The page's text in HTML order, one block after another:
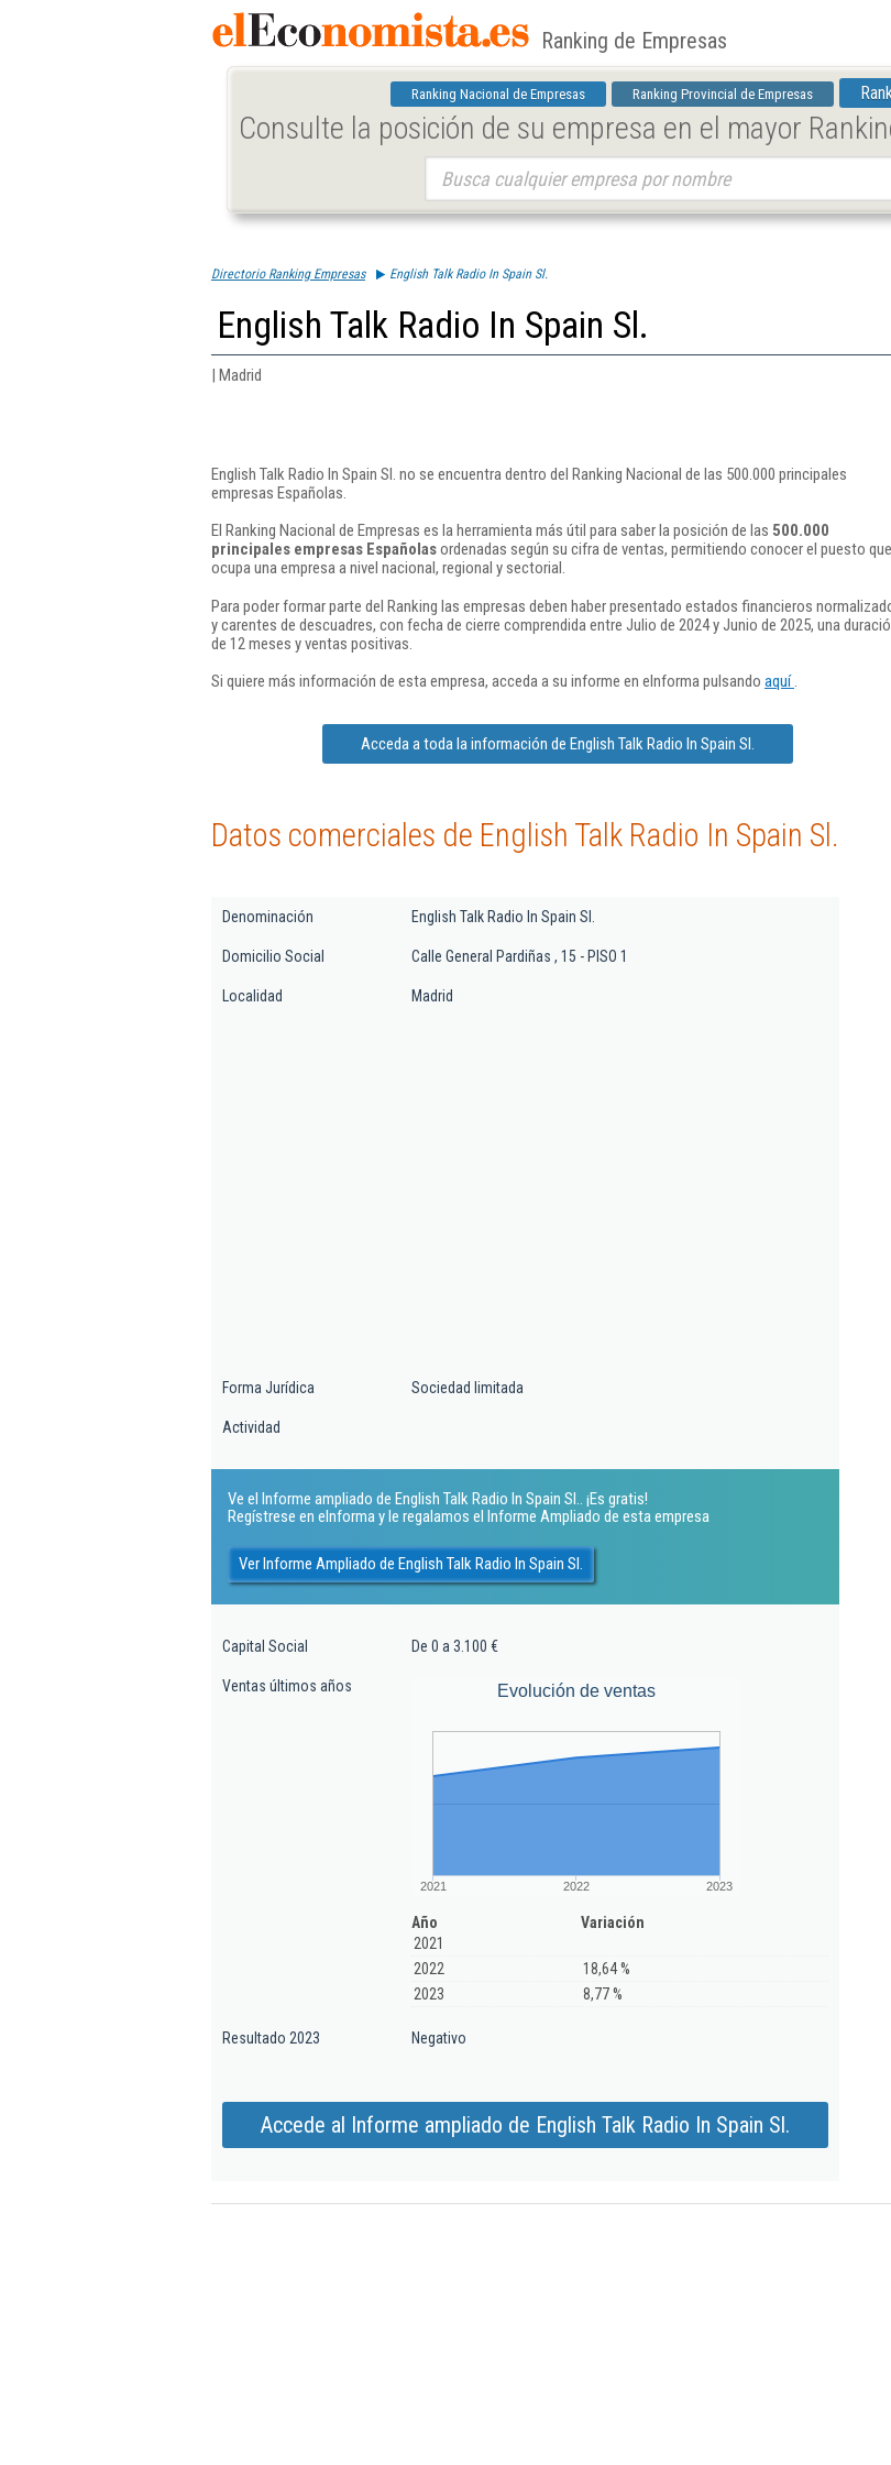
Ranking de Empresas
Ranking Nacional de Empresas Ranking Provincial de Empresas
Consulte la posición de su empresa en el mayor
Directorio Ranking Empresas English Talk Radio In Spain Sl.
English Talk Radio In Spain Sl.
| Madrid
English Talk Radio In Spain Sl. no se encuentra dentro del Ranking Nacional de las 500.000 principales
empresas Españolas.
El Ranking Nacional de Empresas es la herramienta más útil para saber la posición de las 500.000
principales empresas Españolasordenadas según su cifra de ventas, permitiendo conocer el puesto que
ocupa una empresa a nivel nacional, regional y sectorial.
Para poder formar parte del Ranking las empresas deben haber presentado estados financieros
y carentes de descuadres, con fecha de cierre comprendida entre Julio de 2024 y Junio de 2025, una
de 12 meses y ventas positivas.
Si quiere más información de esta empresa, acceda a su informe en eInforma pulsando aquí.
Acceda a toda la información de English Talk Radio In Spain Sl.
Datos comerciales de English Talk Radio In Spain Sl.
Denominación English Talk Radio In Spain Sl.
Domicilio Social Calle General Pardiñas , 15 - PISO 1
Localidad Madrid
Forma Jurídica Sociedad limitada
Actividad
Ve el Informe ampliado de English Talk Radio In Spain Sl.. ¡Es gratis!
Regístrese en eInforma y le regalamos el Informe Ampliado de esta empresa
Ver Informe Ampliado de English Talk Radio In Spain Sl.
Capital Social De 0 a 3.100 €
Ventas últimos años Evolución de ventas
2021 2022 2023
Año
Variación
2021
2022
18,64 %
2023
8,77 %
Resultado 2023 Negativo
Accede al Informe ampliado de English Talk Radio In Spain Sl.